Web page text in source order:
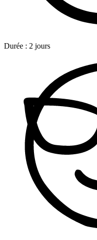
Durée : 2 jours